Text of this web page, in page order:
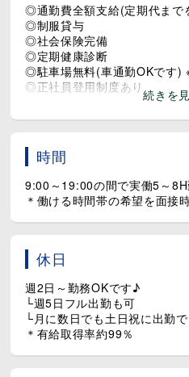
続きを
◎通勤費全額支給(定期代まで
◎制服貸与
◎社会保険完備
◎定期健康診断
◎駐車場無料(車通勤OKです)
◎正社員登用制度あり
時間
9:00～19:00の間で実働5～8H
＊働ける時間帯の希望を面接
休日
週2日～勤務OKです♪
└週5日フル出勤も可
└月に数日でも土日祝に出勤
＊有給取得率約99％